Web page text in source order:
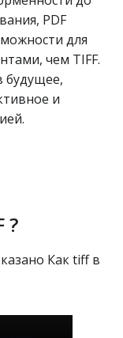
PDF
для
чем TIFF.
будущее,
и
?
Как tiff в